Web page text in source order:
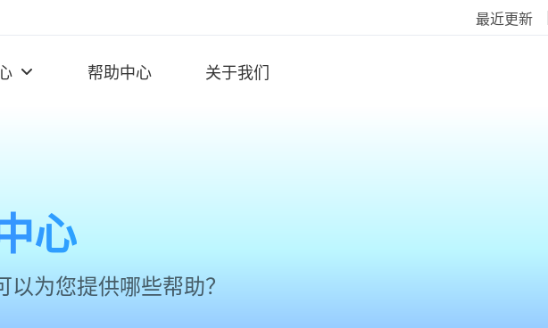
最近更新
帮助中心 关于我们
心
为您提供哪些帮助？